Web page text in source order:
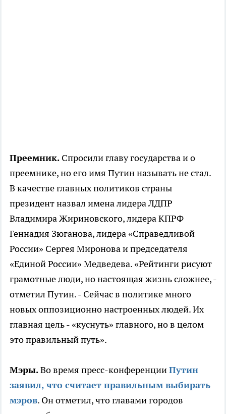
Преемник. Спросили главу государства и о
преемнике, но его имя Путин называть не стал.
В качестве главных политиков страны
президент назвал имена лидера ЛДПР
Владимира Жириновского, лидера КПРФ
Геннадия Зюганова, лидера «Справедливой
России» Сергея Миронова и председателя
«Единой России» Медведева. «Рейтинги рисуют
грамотные люди, но настоящая жизнь сложнее, -
отметил Путин. - Сейчас в политике много
новых оппозиционно настроенных людей. Их
главная цель - «куснуть» главного, но в целом
это правильный путь».
Мэры.Во время пресс-конференцииПутин
заявил, что считает правильным выбирать
мэров. Он отметил, что главами городов